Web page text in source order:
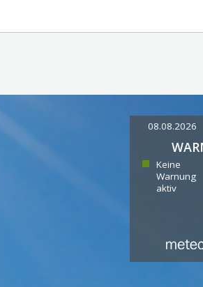
08.08.2026
Keine
Warnung
aktiv